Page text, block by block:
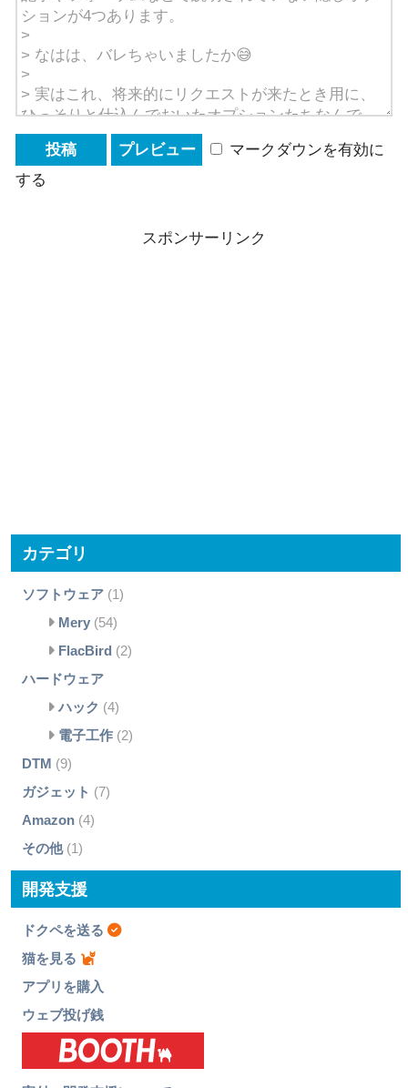
マークダウンを有効に
する
スポンサーリンク
カテゴリ
ソフトウェア(1)
Mery(54)
FlacBird (2)
ハードウェア
ハック (4)
電子工作(2)
DTM (9)
ガジェット (7)
Amazon(4)
その他(1)
開発支援
ドクペを送る
猫を見る
アプリを購入
ウェブ投げ銭